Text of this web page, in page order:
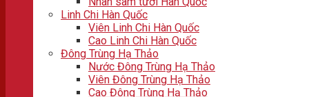
Linh Chi Hàn Quốc
Viên Linh Chi Hàn Quốc
Cao Linh Chi Hàn Quốc
Đông Trùng Hạ Thảo
Nước Đông Trùng Hạ Thảo
Viên Đông Trùng Hạ Thảo
Cao Đông Trùng Hạ Thảo